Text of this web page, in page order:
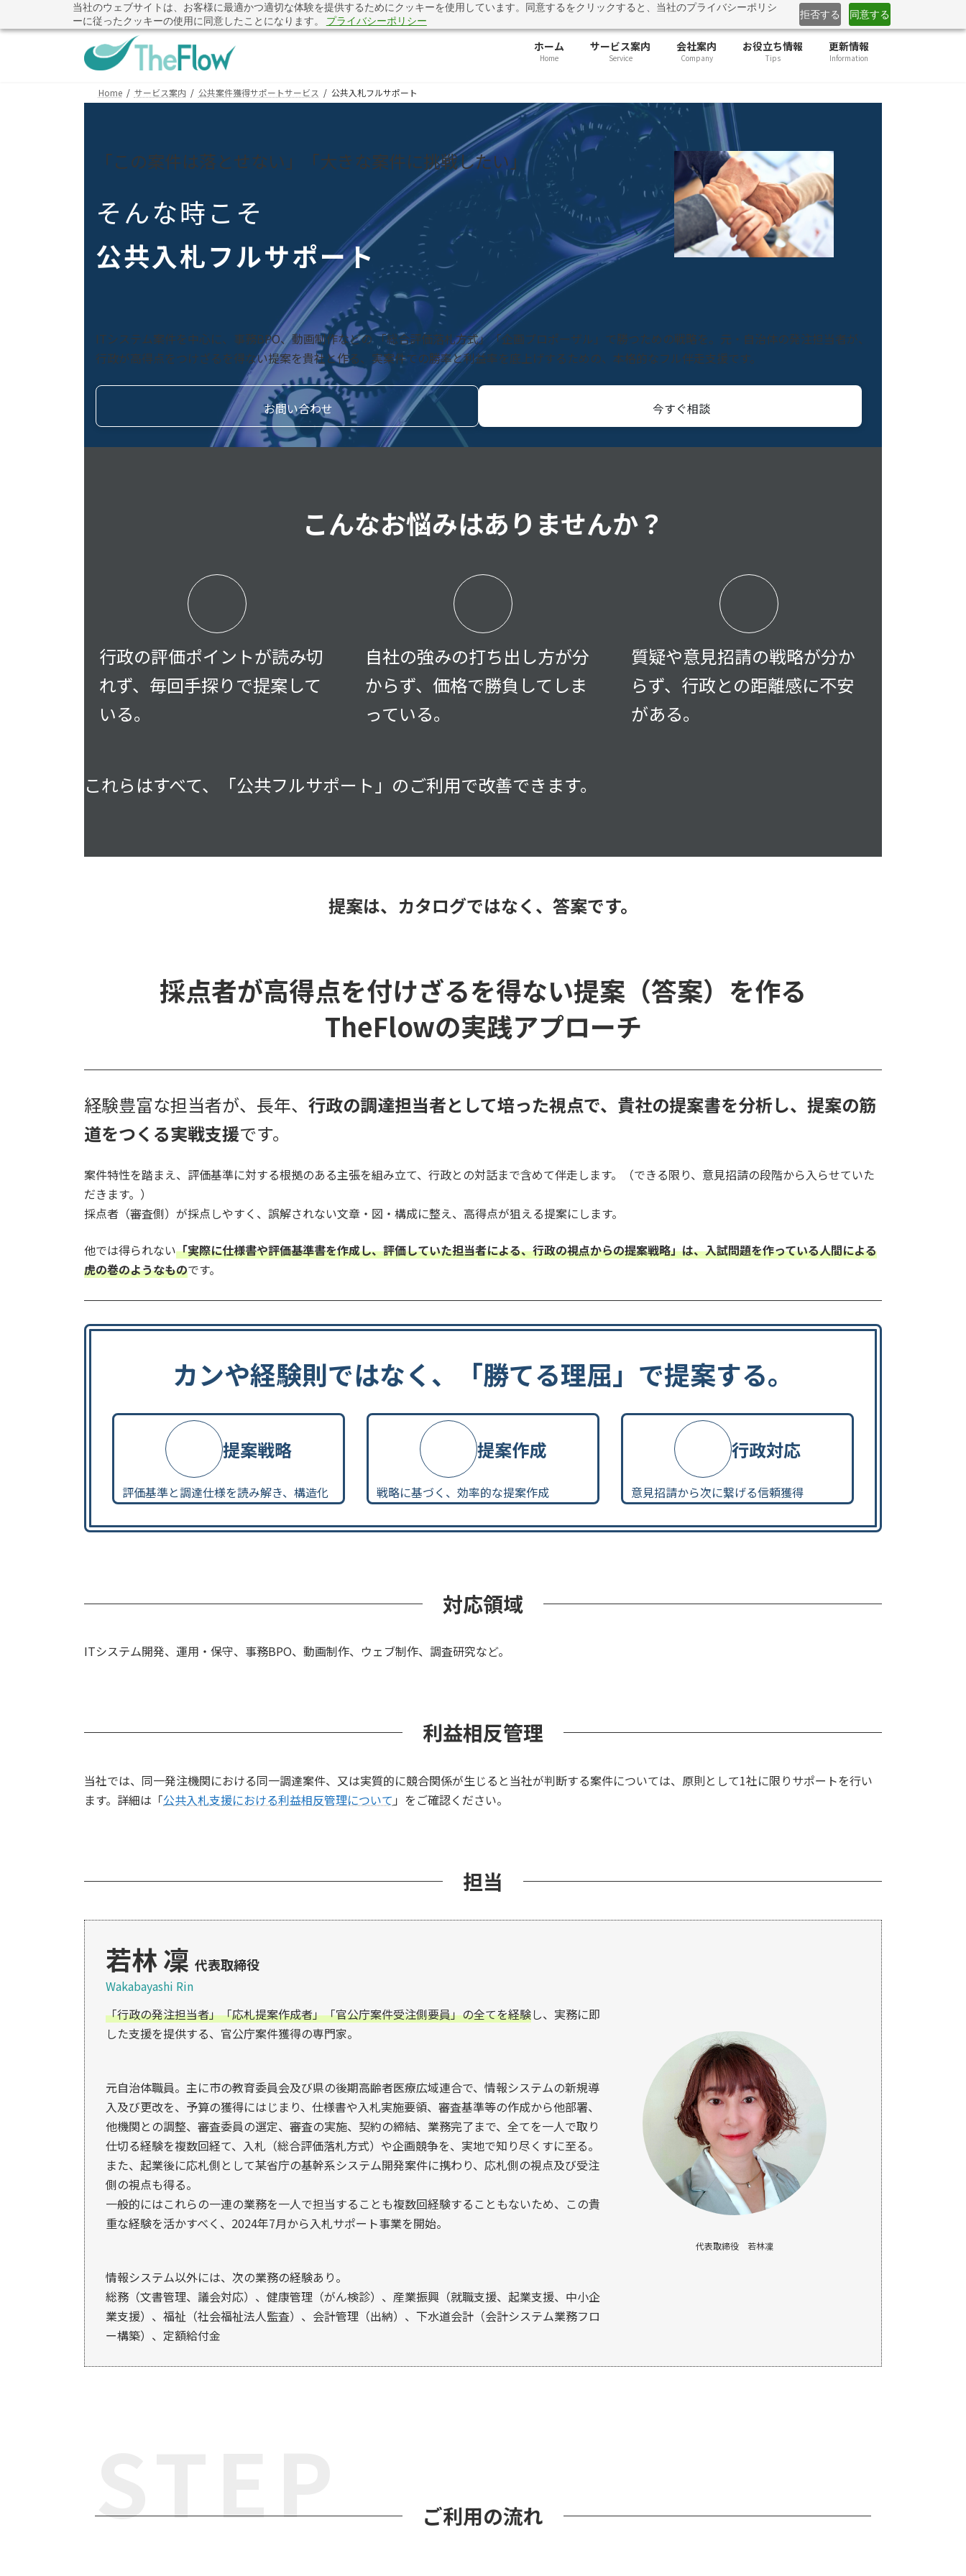
当社のウェブサイトは、お客様に最適かつ適切な体験を提供するためにクッキーを使用しています。同意するをクリックすると、当社のプライバシーポリシ
ーに従ったクッキーの使用に同意したことになります。 プライバシーポリシー
拒否する 同意する
ン
ビ
その提案書、本当に評価基準に対応できていますか？「公共入札 評価基準対応・提出前チェック」提供開始 詳しくはこちら
ホーム
Home
サービス案内
Service
会社案内
Company
お役立ち情報
Tips
更新情報
Information
Home サービス案内 公共案件獲得サポートサービス 公共入札フルサポート
「この案件は落とせない」「大きな案件に挑戦したい」
そんな時こそ
公共入札フルサポート
ITシステム案件を中心に、事務BPO、動画制作などの 「総合評価落札方式」「企画プロポーザル」で勝つための戦略を。元・自治体の発注担当者が、
行政が高得点をつけざるを得ない提案を貴社と作る、実案件での勝率と利益率を底上げするための、本格的なフル伴走支援です。
お問い合わせ 今すぐ相談
こんなお悩みはありませんか？
行政の評価ポイントが読み切
れず、毎回手探りで提案して
いる。
自社の強みの打ち出し方が分
からず、価格で勝負してしま
っている。
質疑や意見招請の戦略が分か
らず、行政との距離感に不安
がある。
これらはすべて、「公共フルサポート」のご利用で改善できます。
提案は、カタログではなく、答案です。
採点者が高得点を付けざるを得ない提案（答案）を作る
TheFlowの実践アプローチ
経験豊富な担当者が、長年、 行政の調達担当者として培った視点で、貴社の提案書を分析し、提案の筋
道をつくる実戦支援です。
案件特性を踏まえ、評価基準に対する根拠のある主張を組み立て、行政との対話まで含めて伴走します。（できる限り、意見招請の段階から入らせていた
だきます。）
採点者（審査側）が採点しやすく、誤解されない文章・図・構成に整え、高得点が狙える提案にします。
他では得られない「実際に仕様書や評価基準書を作成し、評価していた担当者による、行政の視点からの提案戦略」は、入試問題を作っている人間による
虎の巻のようなものです。
カンや経験則ではなく、 「勝てる理屈」で提案する。
提案戦略
評価基準と調達仕様を読み解き、構造化
提案作成
戦略に基づく、効率的な提案作成
行政対応
意見招請から次に繋げる信頼獲得
対応領域
ITシステム開発、運用・保守、事務BPO、動画制作、ウェブ制作、調査研究など。
利益相反管理
当社では、同一発注機関における同一調達案件、又は実質的に競合関係が生じると当社が判断する案件については、原則として1社に限りサポートを行い
ます。詳細は「公共入札支援における利益相反管理について 」をご確認ください。
担当
若林 凜 代表取締役
Wakabayashi Rin
「行政の発注担当者」「応札提案作成者」「官公庁案件受注側要員」の全てを経験し、実務に即
した支援を提供する、官公庁案件獲得の専門家。
元自治体職員。主に市の教育委員会及び県の後期高齢者医療広域連合で、情報システムの新規導
入及び更改を、予算の獲得にはじまり、仕様書や入札実施要領、審査基準等の作成から他部署、
他機関との調整、審査委員の選定、審査の実施、契約の締結、業務完了まで、全てを一人で取り
仕切る経験を複数回経て、入札（総合評価落札方式）や企画競争を、実地で知り尽くすに至る。
また、起業後に応札側として某省庁の基幹系システム開発案件に携わり、応札側の視点及び受注
側の視点も得る。
一般的にはこれらの一連の業務を一人で担当することも複数回経験することもないため、この貴
重な経験を活かすべく、2024年7月から入札サポート事業を開始。
情報システム以外には、次の業務の経験あり。
総務（文書管理、議会対応）、健康管理（がん検診）、産業振興（就職支援、起業支援、中小企
業支援）、福祉（社会福祉法人監査）、会計管理（出納）、下水道会計（会計システム業務フロ
ー構築）、定額給付金
代表取締役 若林凜
STEP ご利用の流れ